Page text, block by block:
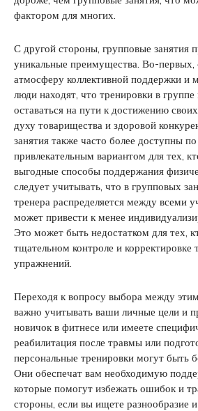
фактором для многих.
С другой стороны, групповые занятия
уникальные преимущества. Во-первых,
атмосферу коллективной поддержки и
люди находят, что тренировки в
оставаться на пути к достижению
духу товарищества и здоровой
занятия также часто более доступны
привлекательным вариантом для тех,
выгодные способы поддержания
следует учитывать, что в групповых
тренера распределяется между всеми
может привести к менее
Это может быть недостатком для тех,
тщательном контроле и корректировке
упражнений.
Переходя к вопросу выбора между
важно учитывать ваши личные цели и
новичок в фитнесе или имеете
реабилитация после травмы или
персональные тренировки могут быть
Они обеспечат вам необходимую
которые помогут избежать ошибок и
стороны, если вы ищете разнообразие